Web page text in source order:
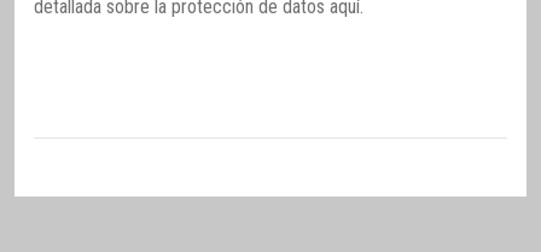
detallada sobre la protección de datos aquí.